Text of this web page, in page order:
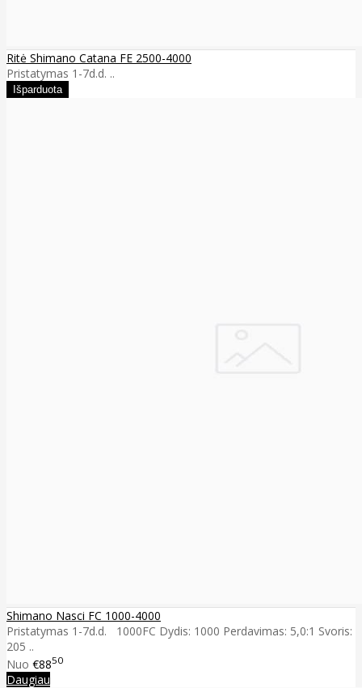
Ritė Shimano Catana FE 2500-4000
Pristatymas 1-7d.d. ..
Shimano Nasci FC 1000-4000
Pristatymas 1-7d.d. 1000FC Dydis: 1000 Perdavimas: 5,0:1 Svoris:
205 ..
Nuo €8850
Daugiau